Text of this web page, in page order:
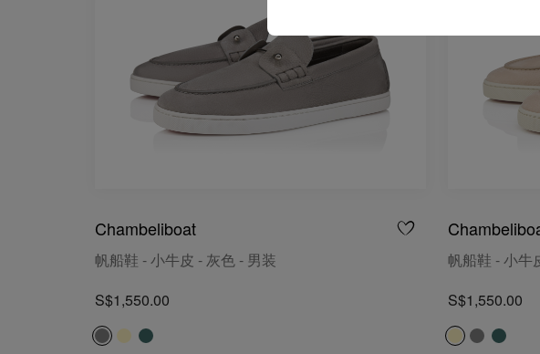
Chambeliboat
帆船鞋 - 小牛皮 - 灰色 - 男装
S$1,550.00
帆船鞋 - 小牛
S$1,550.00